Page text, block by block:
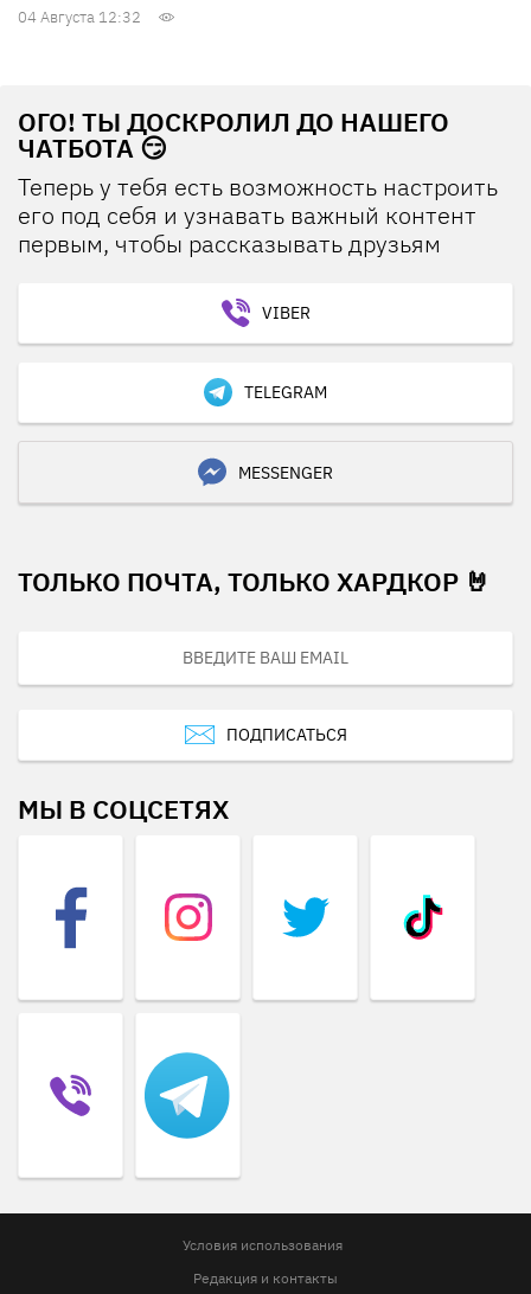
04 Августа 12:32
ОГО! ТЫ ДОСКРОЛИЛ ДО НАШЕГО
ЧАТБОТА 😏
Теперь у тебя есть возможность настроить
его под себя и узнавать важный контент
первым, чтобы рассказывать друзьям
VIBER
TELEGRAM
MESSENGER
ТОЛЬКО ПОЧТА, ТОЛЬКО ХАРДКОР 🤘
ПОДПИСАТЬСЯ
МЫ В СОЦСЕТЯХ
Условия использования
Редакция и контакты